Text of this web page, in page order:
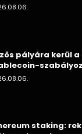
pályára kerül
staking: